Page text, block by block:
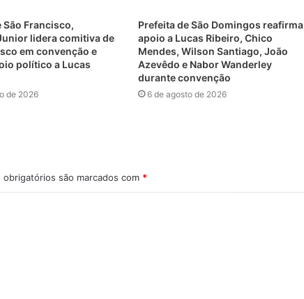
São Francisco,
lidera comitiva de
em convenção e
político a Lucas
de 2026
Prefeita de São Domingos reafirma
apoio a Lucas Ribeiro, Chico
Mendes, Wilson Santiago, João
Azevêdo e Nabor Wanderley
durante convenção
6 de agosto de 2026
obrigatórios são marcados com *